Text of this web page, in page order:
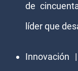
de
líder que
Innovación